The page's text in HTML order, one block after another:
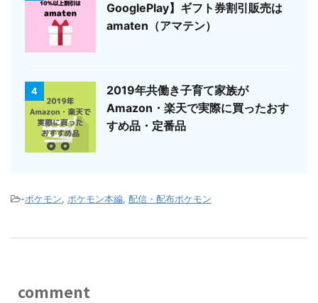
GooglePlay】ギフト券割引販売は
amaten（アマテン）
4
2019年共働き子育て家族が
Amazon・楽天で実際に買ったおす
すめ品・定番品
-ポケモン, ポケモン本編, 配信・配布ポケモン
comment